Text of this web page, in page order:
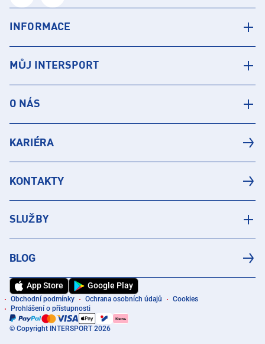
INFORMACE
MŮJ INTERSPORT
O NÁS
KARIÉRA
KONTAKTY
SLUŽBY
BLOG
App Store Google Play
Obchodní podmínky Ochrana osobních údajů
Cookies
Prohlášení o přístupnosti
© Copyright INTERSPORT 2026